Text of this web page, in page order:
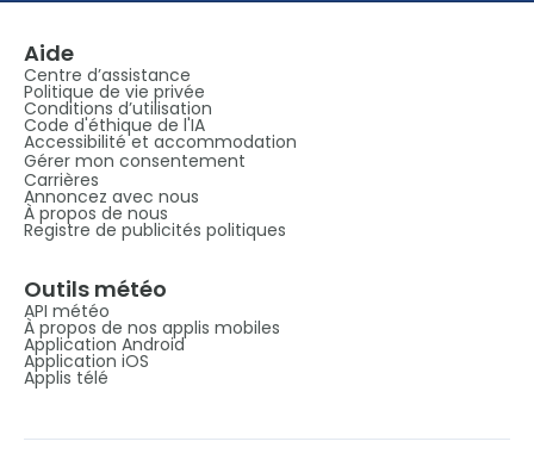
Aide
Centre d’assistance
Politique de vie privée
Conditions d’utilisation
Code d'éthique de l'IA
Accessibilité et accommodation
Gérer mon consentement
Carrières
Annoncez avec nous
À propos de nous
Registre de publicités politiques
Outils météo
API météo
À propos de nos applis mobiles
Application Android
Application iOS
Applis télé